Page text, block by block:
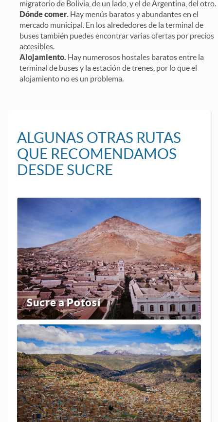
migratorio de Bolivia, de un lado, y el de Argentina, del otro.
Dónde comer. Hay menús baratos y abundantes en el
mercado municipal. En los alrededores de la terminal de
buses también puedes encontrar varias ofertas por precios
accesibles.
Alojamiento. Hay numerosos hostales baratos entre la
terminal de buses y la estación de trenes, por lo que el
alojamiento no es un problema.
ALGUNAS OTRAS RUTAS
QUE RECOMENDAMOS
DESDE SUCRE
Sucre a Potosí